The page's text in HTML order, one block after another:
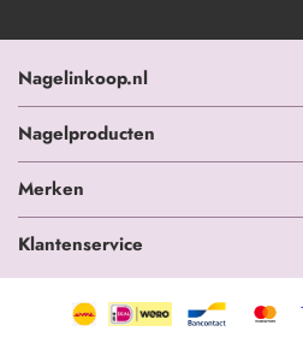
Nagelinkoop.nl
Nagelproducten
Merken
Klantenservice